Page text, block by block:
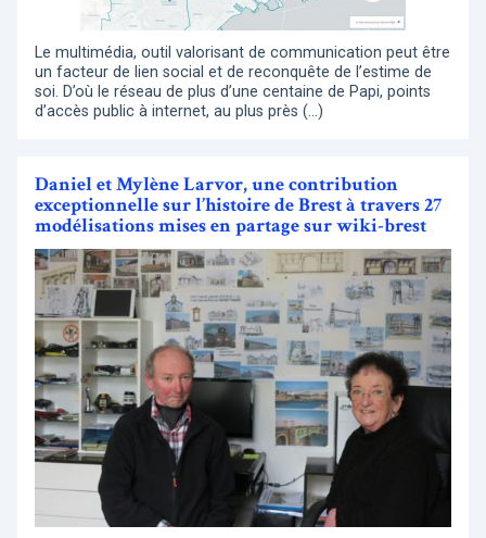
Le multimédia, outil valorisant de communication peut être
un facteur de lien social et de reconquête de l’estime de
soi. D’où le réseau de plus d’une centaine de Papi, points
d’accès public à internet, au plus près (…)
Daniel et Mylène Larvor, une contribution
exceptionnelle sur l’histoire de Brest à travers 27
modélisations mises en partage sur wiki-brest